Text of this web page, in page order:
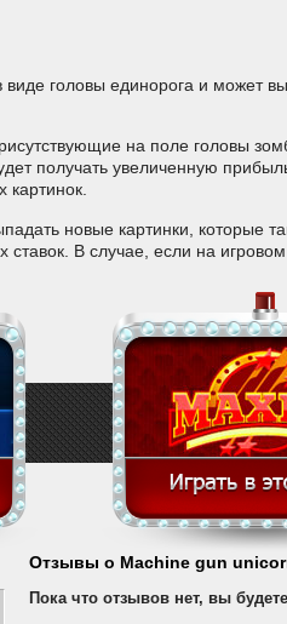
головы единорога и может
на поле головы
получать увеличенную
картинок.
новые картинки, которые
В случае, если на
Отзывы о Machine gun
Пока что отзывов нет, вы